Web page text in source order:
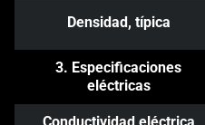
Densidad, típica
3. Especificaciones
eléctricas